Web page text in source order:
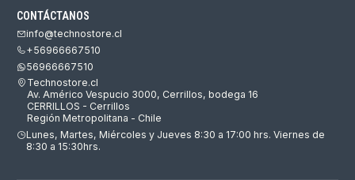
CONTÁCTANOS
info@technostore.cl
+56966667510
56966667510
Technostore.cl
Av. Américo Vespucio 3000, Cerrillos, bodega 16
CERRILLOS - Cerrillos
Región Metropolitana - Chile
Lunes, Martes, Miércoles y Jueves 8:30 a 17:00 hrs. Viernes de
8:30 a 15:30hrs.